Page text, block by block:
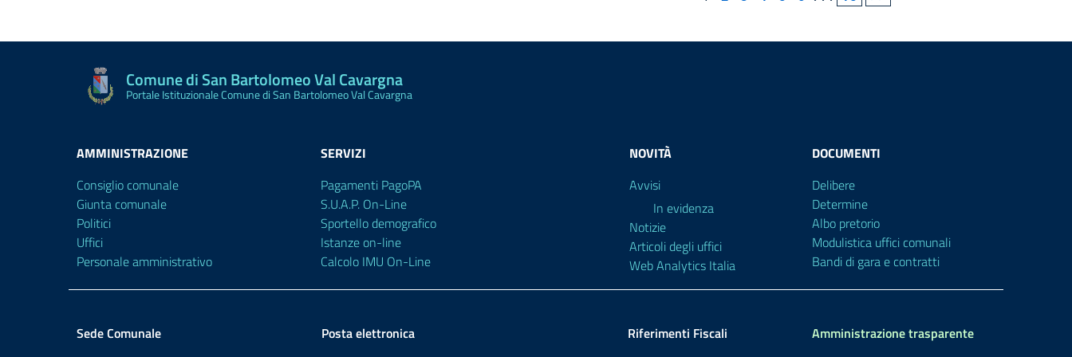
Comune di San Bartolomeo Val Cavargna
Portale Istituzionale Comune di San Bartolomeo Val Cavargna
AMMINISTRAZIONE
Consiglio comunale
Giunta comunale
Politici
Uffici
Personale amministrativo
SERVIZI
Pagamenti PagoPA
S.U.A.P. On-Line
Sportello demografico
Istanze on-line
Calcolo IMU On-Line
NOVITÀ
Avvisi
In evidenza
Notizie
Articoli degli uffici
Web Analytics Italia
DOCUMENTI
Delibere
Determine
Albo pretorio
Modulistica uffici comunali
Bandi di gara e contratti
Sede Comunale Posta elettronica Riferimenti Fiscali Amministrazione trasparente